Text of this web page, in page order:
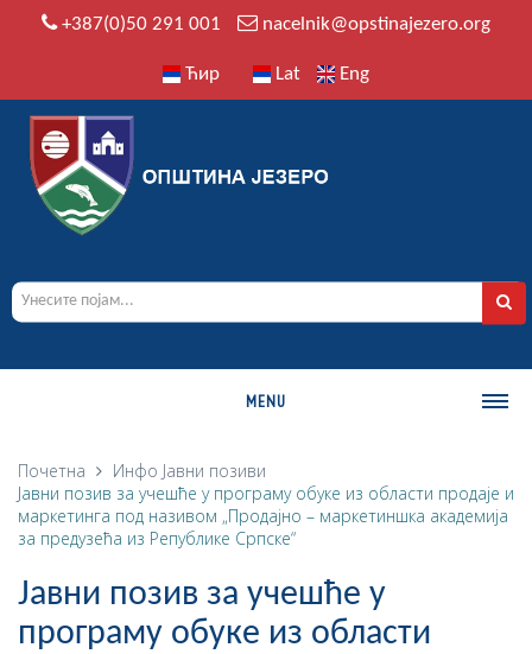
+387(0)50 291 001 nacelnik@opstinajezero.org
Ћир Lat Eng
MENU
О ОПШТИНИ
Историја
Насељена мјеста
Почетна Инфо Јавни позиви
Јавни позив за учешће у програму обуке из области продаје и
маркетинга под називом „Продајно – маркетиншка академија
за предузећа из Републике Српске“
Јавни позив за учешће у
програму обуке из области